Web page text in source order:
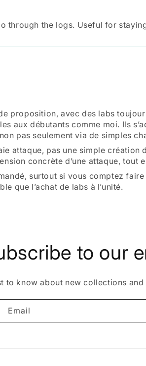
through the logs. Useful for
proposition, avec des labs
aux débutants comme moi. Ils
pas seulement via de simples
attaque, pas une simple
concrète d’une attaque, tout
surtout si vous comptez
que l’achat de labs à l’unité.
to our
to know about new collections
Email